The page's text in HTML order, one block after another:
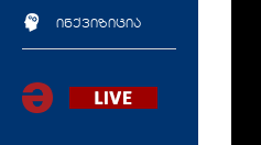
ინქვიზიცია